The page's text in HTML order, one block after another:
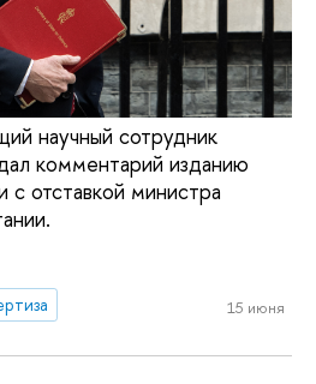
научный сотрудник
комментарий изданию
отставкой министра
15 июня